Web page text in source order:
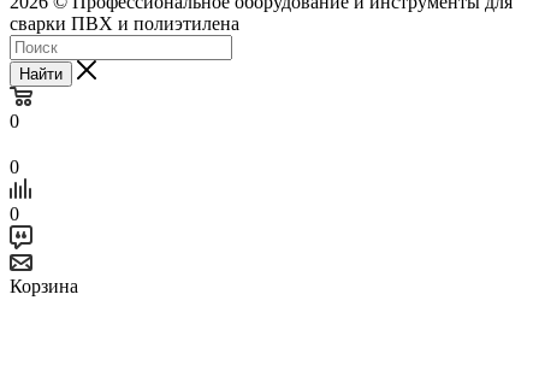
сварки ПВХ и полиэтилена
Найти
0
0
0
Корзина